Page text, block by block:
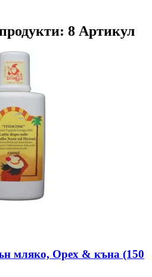
8 Артикул
мляко, Орех & къна (150